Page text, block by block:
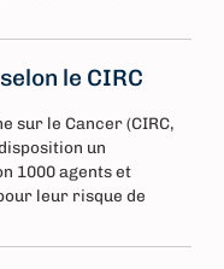
le CIRC
sur le Cancer (CIRC,
un
1000 agents et
leur risque de